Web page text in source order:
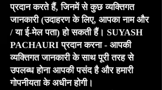
प्रदान करते हैं, जिनमें से कुछ व्यक्तिगत
जानकारी (उदाहरण के लिए, आपका नाम और
/ या ई-मेल पता) हो सकती हैं। SUYASH
PACHAURI प्रदान करना - आपकी
व्यक्तिगत जानकारी के साथ पूरी तरह से
उपलब्ध होना आपकी पसंद है और हमारी
गोपनीयता के अधीन होगी।